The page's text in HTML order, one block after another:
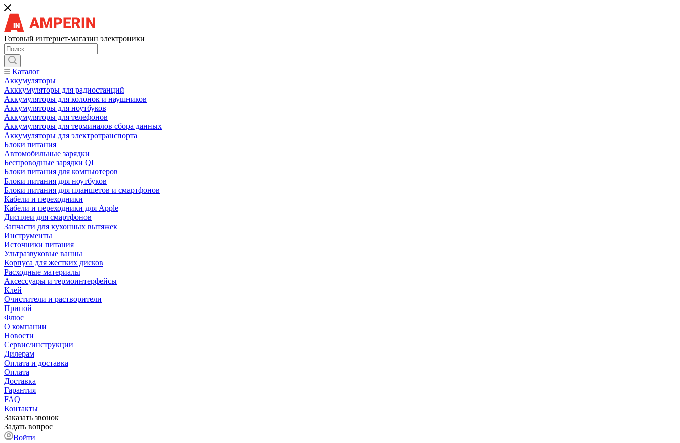
Готовый интернет-магазин электроники
Каталог
Аккумуляторы
Акккумуляторы для радиостанций
Аккумуляторы для колонок и наушников
Аккумуляторы для ноутбуков
Аккумуляторы для телефонов
Аккумуляторы для терминалов сбора данных
Аккумуляторы для электротранспорта
Блоки питания
Автомобильные зарядки
Беспроводные зарядки QI
Блоки питания для компьютеров
Блоки питания для ноутбуков
Блоки питания для планшетов и смартфонов
Кабели и переходники
Кабели и переходники для Apple
Дисплеи для смартфонов
Запчасти для кухонных вытяжек
Инструменты
Источники питания
Ультразвуковые ванны
Корпуса для жестких дисков
Расходные материалы
Аксессуары и термоинтерфейсы
Клей
Очистители и растворители
Припой
Флюс
О компании
Новости
Сервис/инструкции
Дилерам
Оплата и доставка
Оплата
Доставка
Гарантия
FAQ
Контакты
Заказать звонок
Задать вопрос
Войти